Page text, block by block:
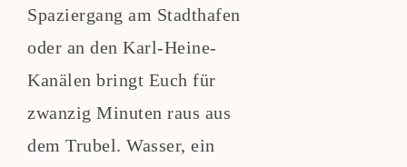
Spaziergang am Stadthafen
oder an den Karl-Heine-
Kanälen bringt Euch für
zwanzig Minuten raus aus
dem Trubel. Wasser, ein